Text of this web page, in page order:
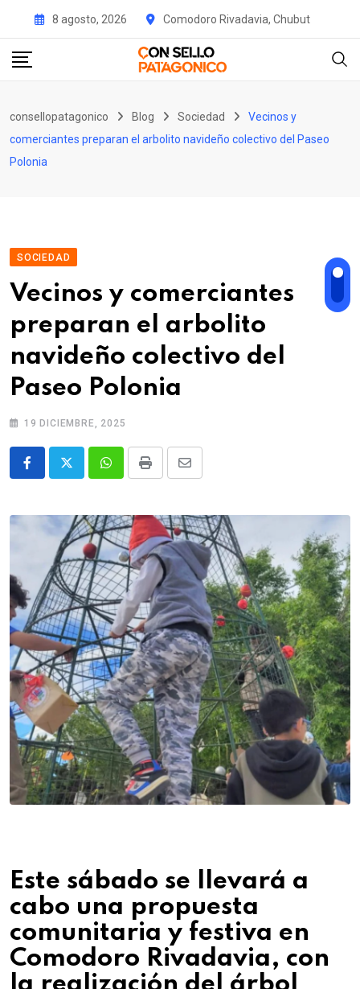
content
8 agosto, 2026 Comodoro Rivadavia, Chubut
consellopatagonico Blog Sociedad
Vecinos y
comerciantes preparan el arbolito navideño colectivo del Paseo
Polonia
SOCIEDAD
Vecinos y comerciantes
preparan el arbolito
navideño colectivo del
Paseo Polonia
19 DICIEMBRE, 2025
WhatsappPrint
Share
Email
Este sábado se llevará a
cabo una propuesta
comunitaria y festiva en
Comodoro Rivadavia, con